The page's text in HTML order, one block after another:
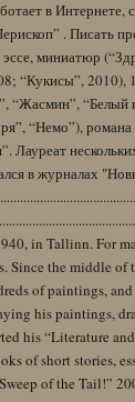
в Интернете,
. Писать
эссе, миниатюр
“Кукисы”, 2010),
“Жасмин”, “Белый
“Немо”),
Лауреат
в журналах
in Tallinn. For
Since the middle
of paintings,
his paintings,
his “Literature
of short stories,
of the Tail!”